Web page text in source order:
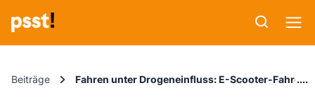
Beiträge Fahren unter Drogeneinfluss: E-Scooter-Fahrer